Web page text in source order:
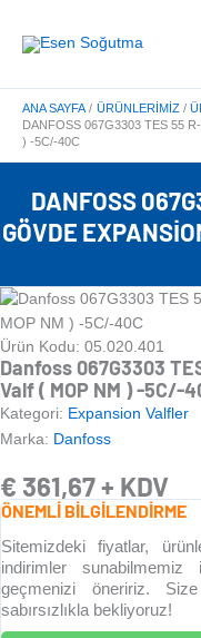
atla
ANA SAYFA ÜRÜNLERIMIZ
DANFOSS 067G3303 TES 55
) -5C/-40C
DANFOSS
GÖVDE
Ürün Kodu: 05.020.401
Danfoss 067G3303
Valf ( MOP NM ) -5C/-
Kategori: Expansion Valfler
Marka: Danfoss
€ 361,67+ KDV
ÖNEMLİ BİLGİLENDİRME
Sitemizdeki fiyatlar,
indirimler sunabilmemiz
geçmenizi öneririz.
sabırsızlıkla bekliyoruz!